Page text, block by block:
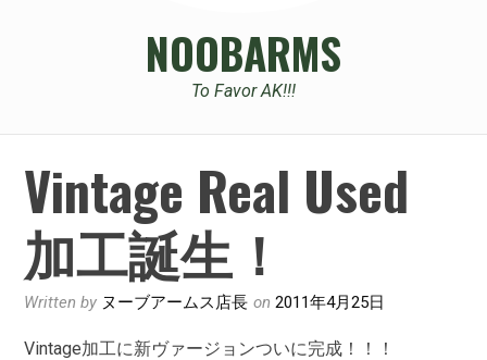
NOOBARMS
To Favor AK!!!
Vintage Real Used
加工誕生！
Written by ヌーブアームス店長 on2011年4月25日
Vintage加工に新ヴァージョンついに完成！！！